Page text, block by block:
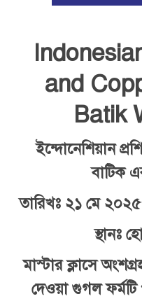
and
Batik
ইন্দোনেশিয়ান
বাটিক
তারিখঃ ২১ মে
স্থানঃ
মাস্টার ক্লাসে
দেওয়া গুগল ফর্মটি